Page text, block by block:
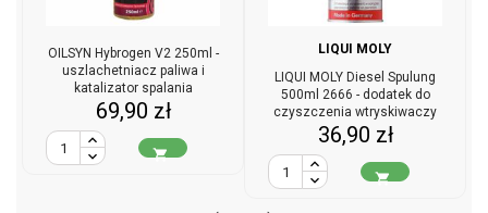
OILSYN Hybrogen V2 250ml -
uszlachetniacz paliwa i
katalizator spalania
Cena
69,90 zł

LIQUI MOLY
LIQUI MOLY Diesel Spulung
500ml 2666 - dodatek do
czyszczenia wtryskiwaczy
diesla
Cena
36,90 zł
